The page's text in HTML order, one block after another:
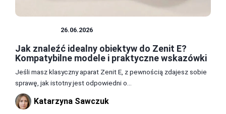
26.06.2026
Jak znaleźć idealny obiektyw do Zenit E?
Kompatybilne modele i praktyczne wskazówki
Jeśli masz klasyczny aparat Zenit E, z pewnością zdajesz sobie
sprawę, jak istotny jest odpowiedni o...
Katarzyna Sawczuk